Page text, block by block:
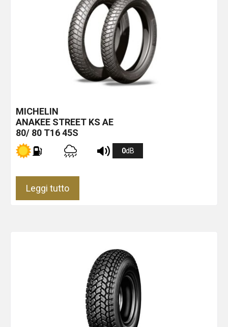
MICHELIN
ANAKEE STREET KS AE
80/ 80 T16 45S
0dB
Leggi tutto